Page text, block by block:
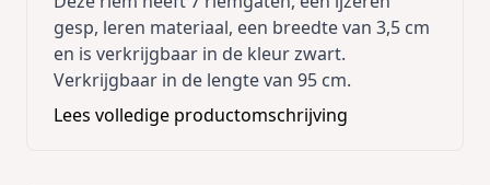
gesp, leren materiaal, een breedte van 3,5 cm
en is verkrijgbaar in de kleur zwart.
Verkrijgbaar in de lengte van 95 cm.
Lees volledige productomschrijving